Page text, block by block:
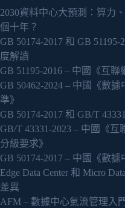
2030資料中心大預測：算力
個十年？
GB 50174-2017 和 GB
度解讀
GB 51195-2016 – 中國《互
GB 50462-2024 – 中國《數
準》
GB 50174-2017 和 GB/T
GB/T 43331-2023 – 中國《
分級要求》
GB 50174-2017 – 中國《數據
Edge Data Center 和 Micro
差異
AFM – 數據中心氣流管理入